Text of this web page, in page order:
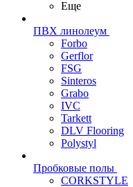
Еще
ПВХ линолеум
Forbo
Gerflor
FSG
Sinteros
Grabo
IVC
Tarkett
DLV Flooring
Polystyl
Пробковые полы
CORKSTYLE